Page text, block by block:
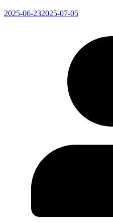
2025-06-232025-07-05